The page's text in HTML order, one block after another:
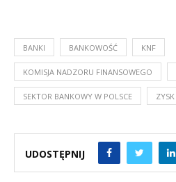
BANKI BANKOWOŚĆ KNF
KOMISJA NADZORU FINANSOWEGO
SEKTOR BANKOWY W POLSCE ZYSK
UDOSTĘPNIJ